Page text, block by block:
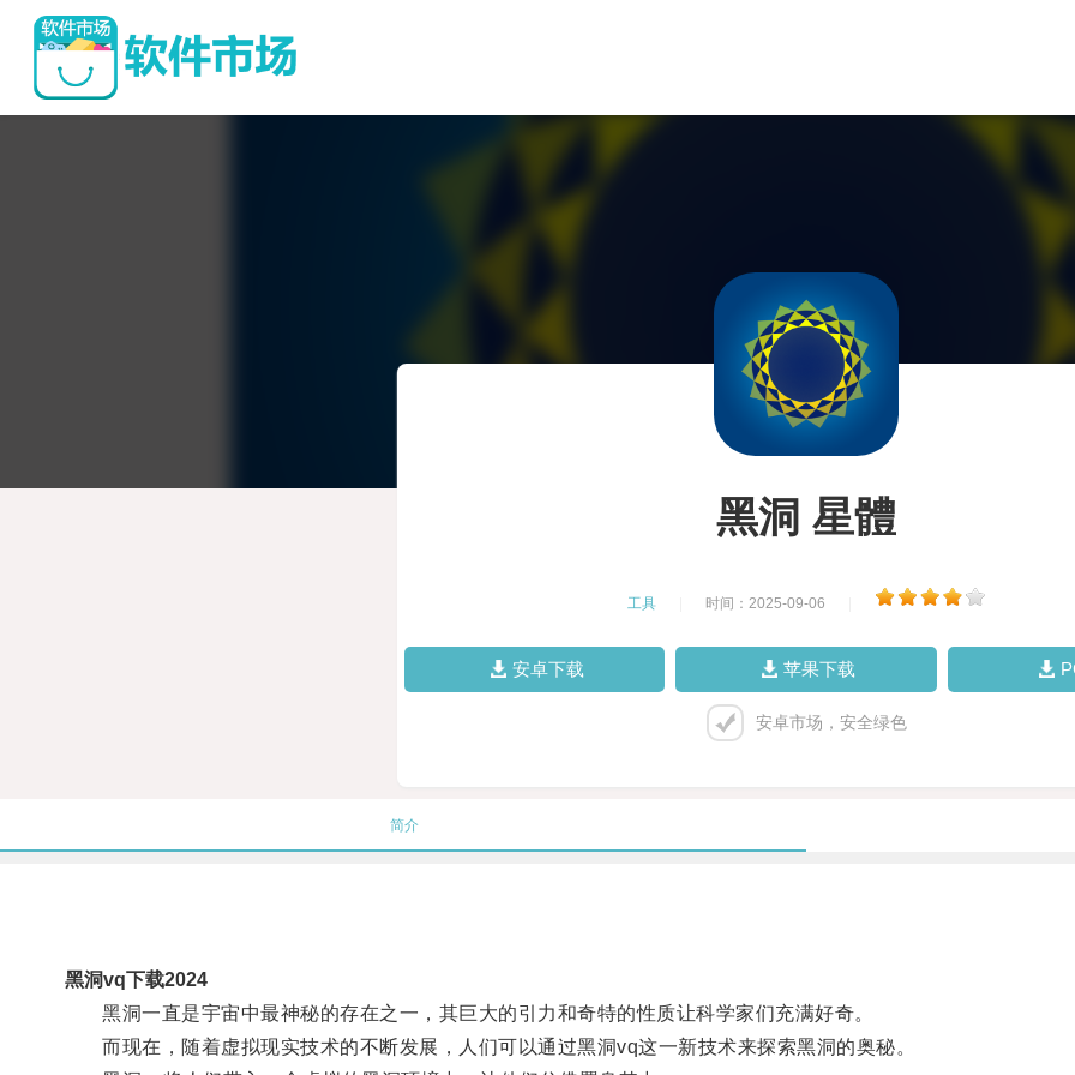
黑洞 星體
工具 时间：2025-09-06
安卓下载 苹果下载
安卓市场，安全绿色
简介
黑洞vq下载2024
黑洞一直是宇宙中最神秘的存在之一，其巨大的引力和奇特的性质让科学家们充满好奇。
而现在，随着虚拟现实技术的不断发展，人们可以通过黑洞vq这一新技术来探索黑洞的奥秘。